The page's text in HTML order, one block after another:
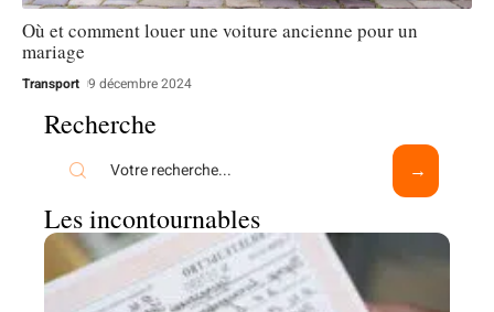
Où et comment louer une voiture ancienne pour un
mariage
Transport 9 décembre 2024
Recherche
Les incontournables